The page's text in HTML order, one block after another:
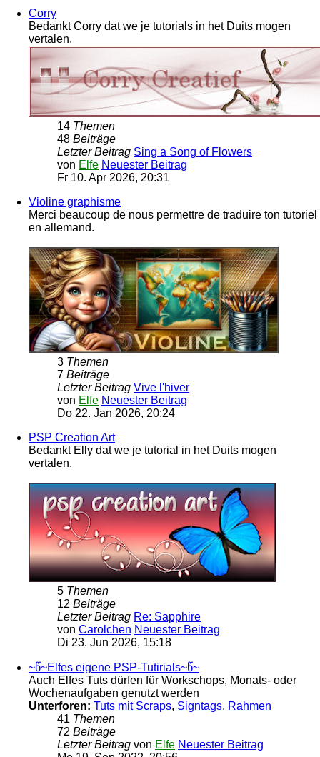
Corry
Bedankt Corry dat we je tutorials in het Duits mogen
vertalen.
14 Themen
48 Beiträge
Letzter Beitrag Sing a Song of Flowers
von Elfe Neuester Beitrag
Fr 10. Apr 2026, 20:31
Violine graphisme
Merci beaucoup de nous permettre de traduire ton tutoriel
en allemand.
3 Themen
7 Beiträge
Letzter Beitrag Vive l'hiver
von Elfe Neuester Beitrag
Do 22. Jan 2026, 20:24
PSP Creation Art
Bedankt Elly dat we je tutorial in het Duits mogen
vertalen.
5 Themen
12 Beiträge
Letzter Beitrag Re: Sapphire
von Carolchen Neuester Beitrag
Di 23. Jun 2026, 15:18
~წ~Elfes eigene PSP-Tutirials~წ~
Auch Elfes Tuts dürfen für Workschops, Monats- oder
Wochenaufgaben genutzt werden
Unterforen: Tuts mit Scraps, Signtags, Rahmen
41 Themen
72 Beiträge
Letzter Beitrag von Elfe Neuester Beitrag